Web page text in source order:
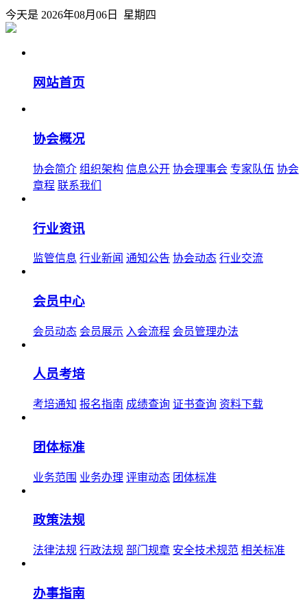
今天是 2026年08月06日 星期四
网站首页
协会概况
协会简介 组织架构 信息公开 协会理事会 专家队伍 协会
章程 联系我们
行业资讯
监管信息 行业新闻 通知公告 协会动态 行业交流
会员中心
会员动态 会员展示 入会流程 会员管理办法
人员考培
考培通知 报名指南 成绩查询 证书查询 资料下载
团体标准
业务范围 业务办理 评审动态 团体标准
政策法规
法律法规 行政法规 部门规章 安全技术规范 相关标准
办事指南